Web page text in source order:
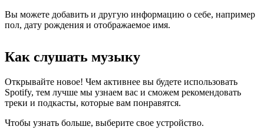
Вы можете добавить и другую информацию о себе, например
пол, дату рождения и отображаемое имя.
Как слушать музыку
Открывайте новое! Чем активнее вы будете использовать
Spotify, тем лучше мы узнаем вас и сможем рекомендовать
треки и подкасты, которые вам понравятся.
Чтобы узнать больше, выберите свое устройство.